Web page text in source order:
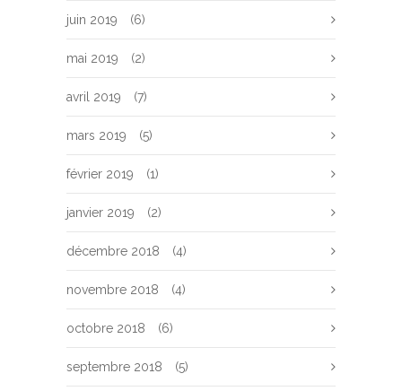
juin 2019 (6)
mai 2019 (2)
avril 2019 (7)
mars 2019 (5)
février 2019 (1)
janvier 2019 (2)
décembre 2018 (4)
novembre 2018 (4)
octobre 2018 (6)
septembre 2018 (5)